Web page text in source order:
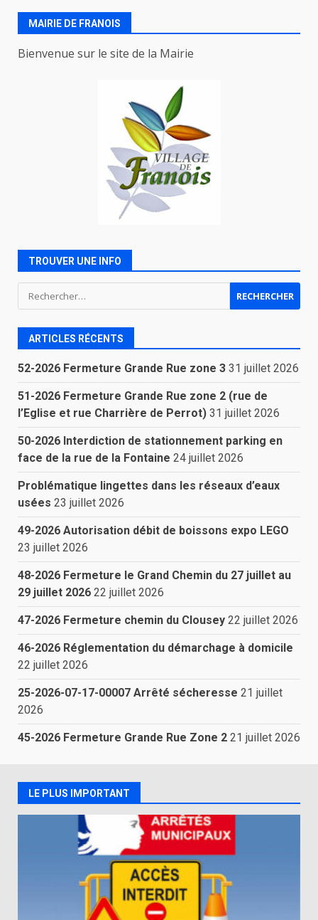
des
articles
MAIRIE DE FRANOIS
Bienvenue sur le site de la Mairie
TROUVER UNE INFO
Rechercher :
ARTICLES RÉCENTS
52-2026 Fermeture Grande Rue zone 3 31 juillet 2026
51-2026 Fermeture Grande Rue zone 2 (rue de
l’Eglise et rue Charrière de Perrot) 31 juillet 2026
50-2026 Interdiction de stationnement parking en
face de la rue de la Fontaine 24 juillet 2026
Problématique lingettes dans les réseaux d’eaux
usées 23 juillet 2026
49-2026 Autorisation débit de boissons expo LEGO
23 juillet 2026
48-2026 Fermeture le Grand Chemin du 27 juillet au
29 juillet 2026 22 juillet 2026
47-2026 Fermeture chemin du Clousey 22 juillet 2026
46-2026 Réglementation du démarchage à domicile
22 juillet 2026
25-2026-07-17-00007 Arrêté sécheresse 21 juillet
2026
45-2026 Fermeture Grande Rue Zone 2 21 juillet 2026
LE PLUS IMPORTANT